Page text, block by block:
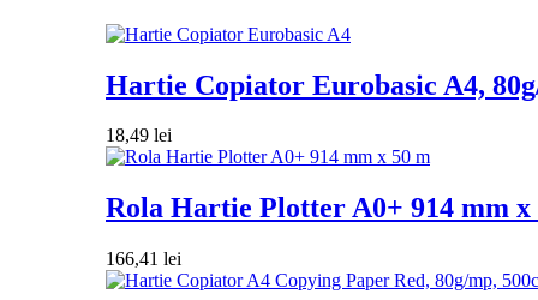
Hartie Copiator Eurobasic A4,
18,49 lei
Rola Hartie Plotter A0+ 914 mm x
166,41 lei